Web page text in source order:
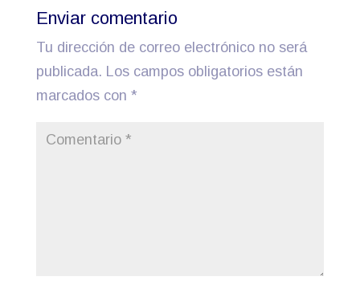
Enviar comentario
Tu dirección de correo electrónico no será
publicada. Los campos obligatorios están
marcados con *